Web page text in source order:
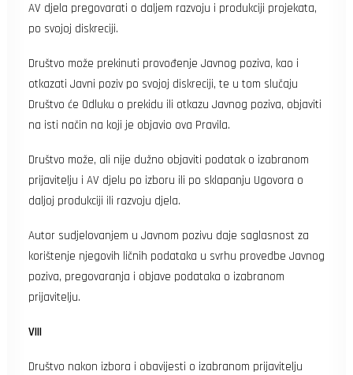
AV djela pregovarati o daljem razvoju i produkciji projekata,
po svojoj diskreciji.
Društvo može prekinuti provođenje Javnog poziva, kao i
otkazati Javni poziv po svojoj diskreciji, te u tom slučaju
Društvo će Odluku o prekidu ili otkazu Javnog poziva, objaviti
na isti način na koji je objavio ova Pravila.
Društvo može, ali nije dužno objaviti podatak o izabranom
prijavitelju i AV djelu po izboru ili po sklapanju Ugovora o
daljoj produkciji ili razvoju djela.
Autor sudjelovanjem u Javnom pozivu daje saglasnost za
korištenje njegovih ličnih podataka u svrhu provedbe Javnog
poziva, pregovaranja i objave podataka o izabranom
prijavitelju.
VIII
Društvo nakon izbora i obavijesti o izabranom prijavitelju